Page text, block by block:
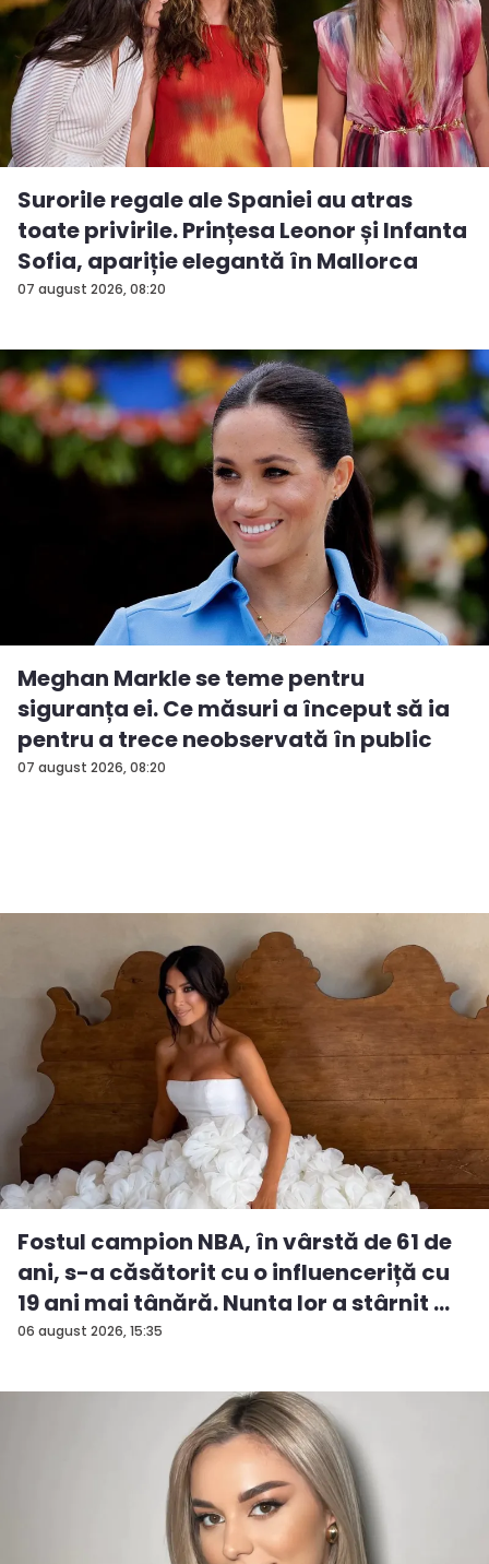
07 august 2026, 08:20
Surorile regale ale Spaniei au atras
toate privirile. Prințesa Leonor și Infanta
Sofia, apariție elegantă în Mallorca
07 august 2026, 08:20
Meghan Markle se teme pentru
siguranța ei. Ce măsuri a început să ia
pentru a trece neobservată în public
06 august 2026, 15:35
Fostul campion NBA, în vârstă de 61 de
ani, s-a căsătorit cu o influenceriță cu
19 ani mai tânără. Nunta lor a stârnit ...